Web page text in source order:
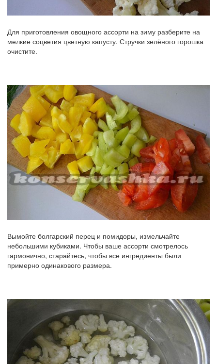
Для приготовления овощного ассорти на зиму разберите на
мелкие соцветия цветную капусту. Стручки зелёного горошка
очистите.
Вымойте болгарский перец и помидоры, измельчайте
небольшими кубиками. Чтобы ваше ассорти смотрелось
гармонично, старайтесь, чтобы все ингредиенты были
примерно одинакового размера.